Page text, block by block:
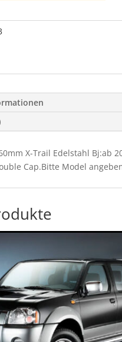
X-Trail Edelstahl Bj:ab
Cap.Bitte Model